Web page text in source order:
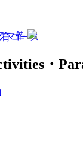
コース
マ塾
・